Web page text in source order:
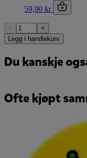
59,90 kr
−
+
Legg i handlekurv
Du kanskje
Ofte kjøpt